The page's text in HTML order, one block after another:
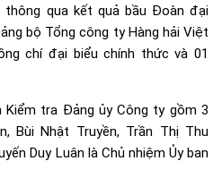
thông qua kết quả bầu Đoàn đại
bộ Tổng công ty Hàng hải Việt
chí đại biểu chính thức và 01
Kiểm tra Đảng ủy Công ty gồm 3
Bùi Nhật Truyền, Trần Thị Thu
Duy Luân là Chủ nhiệm Ủy ban